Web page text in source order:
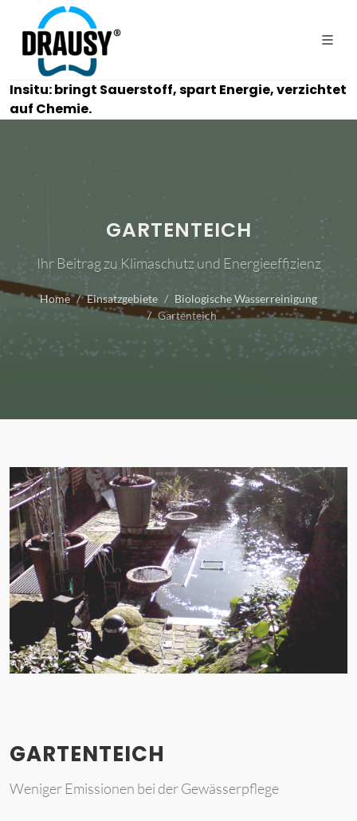
Insitu: bringt Sauerstoff, spart Energie, verzichtet
auf Chemie.
GARTENTEICH
Ihr Beitrag zu Klimaschutz und Energieeffizienz
Home Einsatzgebiete
Biologische Wasserreinigung
Gartenteich
GARTENTEICH
Weniger Emissionen bei der Gewässerpflege